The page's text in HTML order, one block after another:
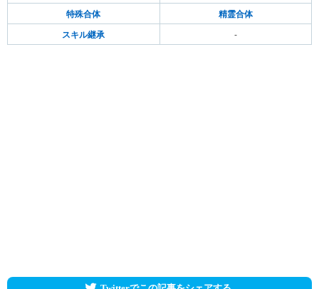
特殊合体 精霊合体
スキル継承 -